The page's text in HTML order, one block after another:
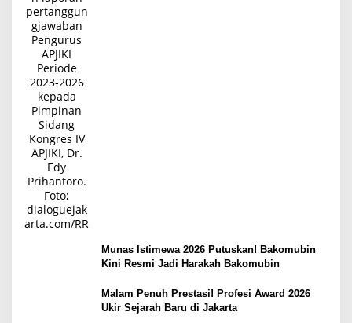
Munas Istimewa 2026 Putuskan! Bakomubin
Kini Resmi Jadi Harakah Bakomubin
Malam Penuh Prestasi! Profesi Award 2026
Ukir Sejarah Baru di Jakarta